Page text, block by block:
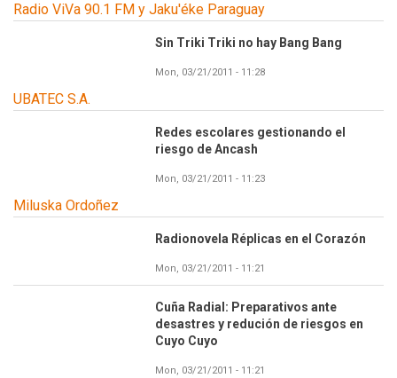
Radio ViVa 90.1 FM y Jaku'éke Paraguay
Sin Triki Triki no hay Bang Bang
Mon, 03/21/2011 - 11:28
UBATEC S.A.
Redes escolares gestionando el
riesgo de Ancash
Mon, 03/21/2011 - 11:23
Miluska Ordoñez
Radionovela Réplicas en el Corazón
Mon, 03/21/2011 - 11:21
Cuña Radial: Preparativos ante
desastres y redución de riesgos en
Cuyo Cuyo
Mon, 03/21/2011 - 11:21